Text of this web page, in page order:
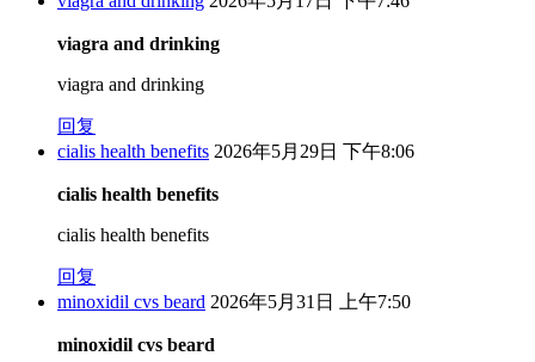
viagra and drinking
viagra and drinking
回复
cialis health benefits 2026年5月29日 下午8:06
cialis health benefits
cialis health benefits
回复
minoxidil cvs beard 2026年5月31日 上午7:50
minoxidil cvs beard